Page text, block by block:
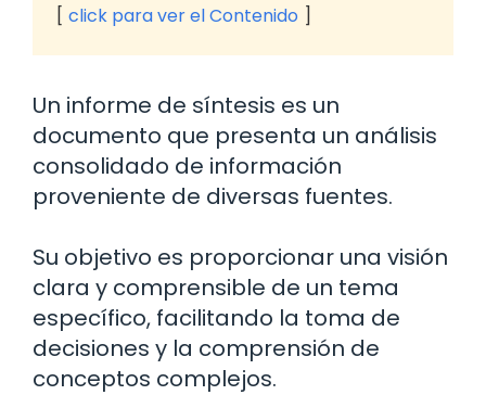
click para ver el Contenido
Un informe de síntesis es un
documento que presenta un análisis
consolidado de información
proveniente de diversas fuentes.
Su objetivo es proporcionar una visión
clara y comprensible de un tema
específico, facilitando la toma de
decisiones y la comprensión de
conceptos complejos.